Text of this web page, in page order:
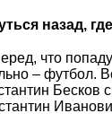
назад,
что
– футбол.
Бесков